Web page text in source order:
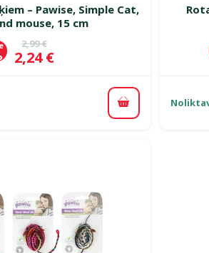
– Pawise, Simple Cat,
mouse, 15 cm
Oriģinālā cena
2,99 €
Cena
2,24 €
Pievienot